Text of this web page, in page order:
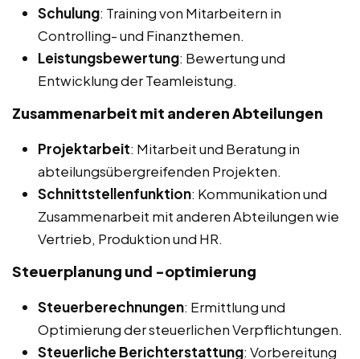
Schulung: Training von Mitarbeitern in
Controlling- und Finanzthemen.
Leistungsbewertung: Bewertung und
Entwicklung der Teamleistung.
Zusammenarbeit mit anderen Abteilungen
Projektarbeit: Mitarbeit und Beratung in
abteilungsübergreifenden Projekten.
Schnittstellenfunktion: Kommunikation und
Zusammenarbeit mit anderen Abteilungen wie
Vertrieb, Produktion und HR.
Steuerplanung und -optimierung
Steuerberechnungen: Ermittlung und
Optimierung der steuerlichen Verpflichtungen.
Steuerliche Berichterstattung: Vorbereitung